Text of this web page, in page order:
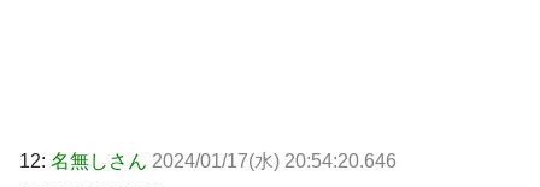
12: 名無しさん 2024/01/17(水) 20:54:20.646